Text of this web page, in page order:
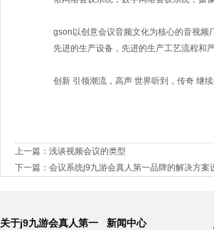
gson以创意会议音频文化为核心的音视频
先进的生产设备，先进的生产工艺流程和
创新 引领潮流，高声 世界听到，传奇 继续
上一篇： 浅谈视频会议的类型
下一篇： 会议系统j9九游会真人第一品牌的解决方
关于j9九游会真人第一
新闻中心